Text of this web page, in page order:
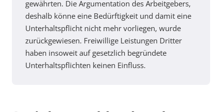
gewährten. Die Argumentation des Arbeitgebers,
deshalb könne eine Bedürftigkeit und damit eine
Unterhaltspflicht nicht mehr vorliegen, wurde
zurückgewiesen. Freiwillige Leistungen Dritter
haben insoweit auf gesetzlich begründete
Unterhaltspflichten keinen Einfluss.